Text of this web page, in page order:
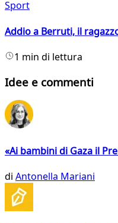
Sport
Addio a Berruti, il
1 min di lettura
Idee e commenti
«Ai bambini di Gaza il
di Antonella Mariani